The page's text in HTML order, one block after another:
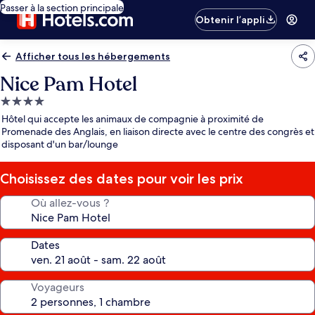
Passer à la section principale
Obtenir l’appli
Afficher tous les hébergements
Nice Pam Hotel
Hébergement
4.0 étoiles
Hôtel qui accepte les animaux de compagnie à proximité de
Promenade des Anglais, en liaison directe avec le centre des congrès et
disposant d'un bar/lounge
Choisissez des dates pour voir les prix
Où allez-vous ?
Dates
Voyageurs